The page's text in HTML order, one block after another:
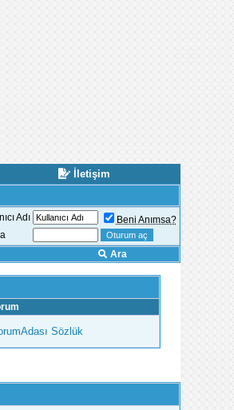
İletişim
Adı
Beni Anımsa?
Ara
Sözlük